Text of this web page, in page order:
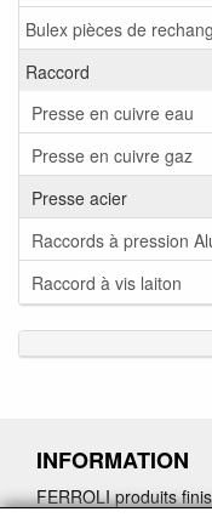
Bulex pièces de
Raccord
Presse en cuivre eau
Presse en cuivre gaz
Presse acier
Raccords à pression
Raccord à vis laiton
INFORMATION
FERROLI produits